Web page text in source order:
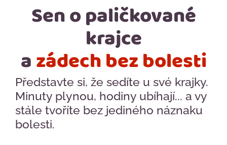
Sen o paličkované
krajce
azádech bez bolesti
Představte si, že sedíte u své krajky.
Minuty plynou, hodiny ubíhají... a vy
stále tvoříte bez jediného náznaku
bolesti.